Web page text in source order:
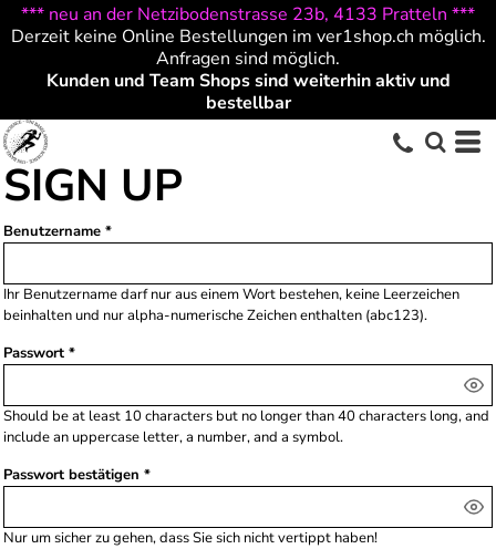
*** neu an der Netzibodenstrasse 23b, 4133 Pratteln ***
Derzeit keine Online Bestellungen im ver1shop.ch möglich.
Anfragen sind möglich.
Kunden und Team Shops sind weiterhin aktiv und
bestellbar
SIGN UP
Benutzername
Ihr Benutzername darf nur auseinem Wort bestehen, keine Leerzeichen
beinhalten und nuralpha-numerische Zeichenenthalten (abc123).
Passwort
Should be at least 10 characters but no longer than 40 characters long, and
include an uppercase letter, a number, and a symbol.
Passwort bestätigen
Nur um sicher zu gehen, dass Sie sich nicht vertippt haben!